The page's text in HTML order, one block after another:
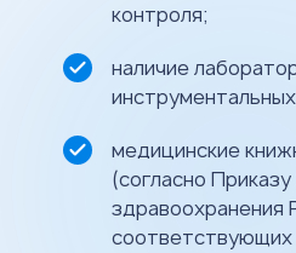
контроля;
наличие
медицинские
(согласно
здравоохранения
соответствующих